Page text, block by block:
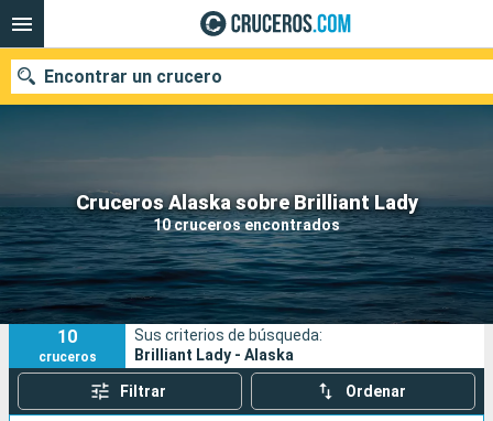
Cruceros Alaska sobre Brilliant Lady
10 cruceros encontrados
Encontrar un crucero
Nuestros destinos
Fecha de salida
Puertos Compañías
Buscar
10
cruceros
Sus criterios de búsqueda:
Brilliant Lady - Alaska
Filtrar Ordenar